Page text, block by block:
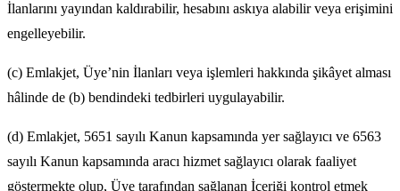
İlanlarını yayından kaldırabilir, hesabını askıya alabilir veya erişimini
engelleyebilir.
(c) Emlakjet, Üye’nin İlanları veya işlemleri hakkında şikâyet alması
hâlinde de (b) bendindeki tedbirleri uygulayabilir.
(d) Emlakjet, 5651 sayılı Kanun kapsamında yer sağlayıcı ve 6563
sayılı Kanun kapsamında aracı hizmet sağlayıcı olarak faaliyet
göstermekte olup, Üye tarafından sağlanan İçeriği kontrol etmek